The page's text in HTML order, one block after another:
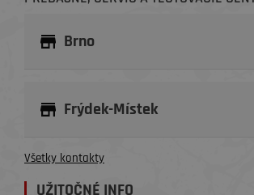
Brno
Frýdek-Místek
Všetky kontakty
UŽITOČNÉ INFO